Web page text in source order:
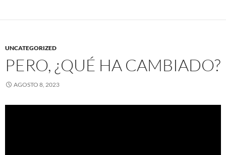
UNCATEGORIZED
PERO, ¿QUÉ HA CAMBIADO?
AGOSTO 8, 2023